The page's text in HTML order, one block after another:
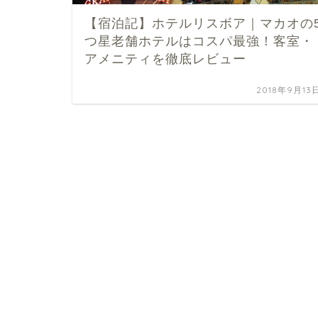
【宿泊記】ホテルリスボア｜マカオの
つ星老舗ホテルはコスパ最強！客室・
アメニティを徹底レビュー
2018年9月13